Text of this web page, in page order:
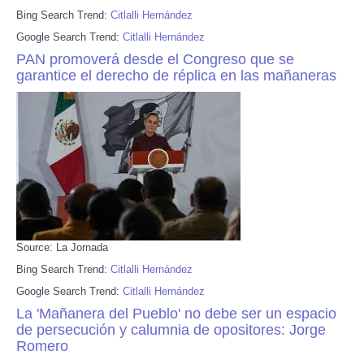
Bing Search Trend: Citlalli Hernández
Google Search Trend: Citlalli Hernández
PAN promoverá desde el Congreso que se
garantice el derecho de réplica en las mañaneras
Source: La Jornada
Bing Search Trend: Citlalli Hernández
Google Search Trend: Citlalli Hernández
La 'Mañanera del Pueblo' no debe ser un espacio
de persecución y calumnia de opositores: Jorge
Romero